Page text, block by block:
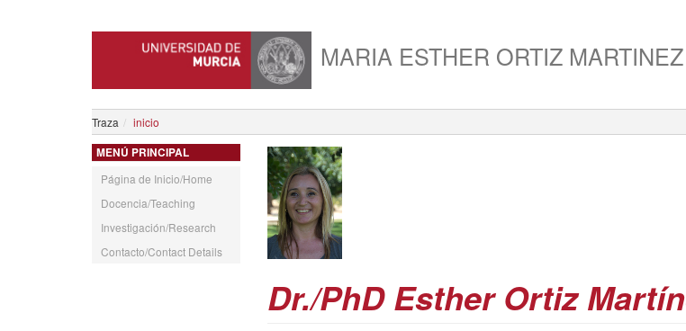
MARIA ESTHER ORTIZ MARTINEZ
Traza
inicio
MENÚ PRINCIPAL
Página de Inicio/Home
Docencia/Teaching
Investigación/Research
Contacto/Contact Details
Dr./PhD Esther Ortiz